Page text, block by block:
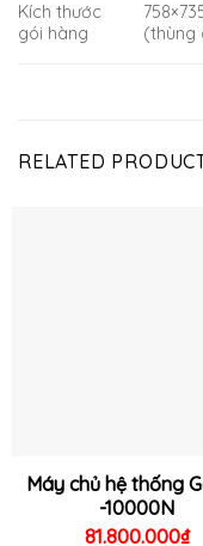
Kích thước
gói hàng
(thùng
RELATED
Máy chủ hệ thống
-10000N
81.800.000₫